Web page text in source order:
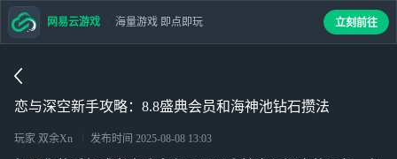
恋与深空新手攻略：8.8盛典会员和海神池钻石攒法
玩家 双余Xn 发布时间 2025-08-08 13:03
网易云游戏 海量游戏 即点即玩 立刻前往